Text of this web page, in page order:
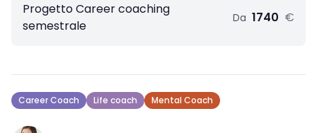
Progetto Career coaching
semestrale
Da 1740 €
Career Coach Life coach Mental Coach